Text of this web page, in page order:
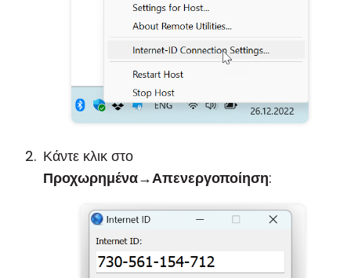
Κάντε κλικ στο
Προχωρημένα→Απενεργοποίηση: